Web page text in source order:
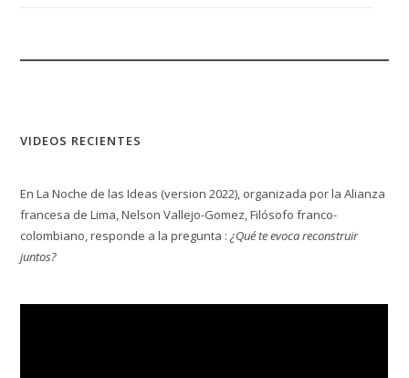
VIDEOS RECIENTES
En La Noche de las Ideas (version 2022), organizada por la Alianza
francesa de Lima, Nelson Vallejo-Gomez, Filósofo franco-
colombiano, responde a la pregunta :¿Qué te evoca reconstruir
juntos?